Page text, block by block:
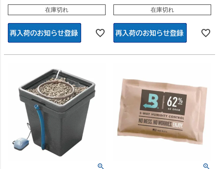
在庫切れ 在庫切れ